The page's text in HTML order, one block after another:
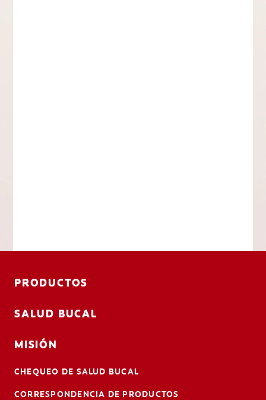
PRODUCTOS
SALUD BUCAL
MISIÓN
CHEQUEO DE SALUD BUCAL
CORRESPONDENCIA DE PRODUCTOS